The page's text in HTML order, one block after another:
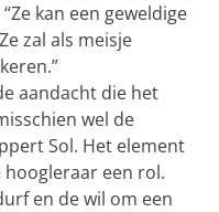
kan een geweldige
zal als meisje
aandacht die het
wel de
Sol. Het element
hoogleraar een rol.
en de wil om een